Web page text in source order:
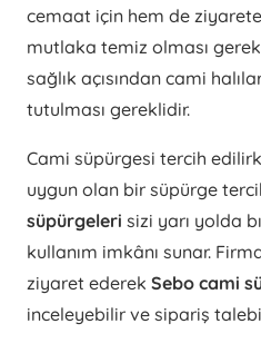
cemaat için hem de
mutlaka temiz olması
sağlık açısından cami
tutulması gereklidir.
Cami süpürgesi tercih
uygun olan bir süpürge
süpürgeleri sizi yarı yolda
kullanım imkânı sunar.
ziyaret ederek Sebo cami
inceleyebilir ve sipariş